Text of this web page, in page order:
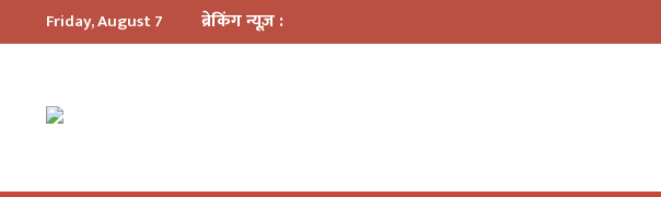
Friday, August 7 ब्रेकिंग न्यूज़ :